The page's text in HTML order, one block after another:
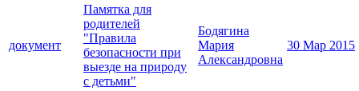
документ
Памятка для
родителей
"Правила
безопасности при
выезде на природу
с детьми"
Бодягина
Мария
Александровна
30 Мар 2015